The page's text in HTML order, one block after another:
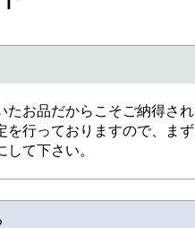
たお品だからこそご納得さ
を行っておりますので、ま
て下さい。